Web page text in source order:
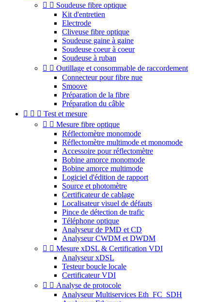
  Soudeuse fibre optique
Kit d'entretien
Electrode
Cliveuse fibre optique
Soudeuse gaine à gaine
Soudeuse coeur à coeur
Soudeuse à ruban
  Outillage et consommable de raccordement
Connecteur pour fibre nue
Smoove
Préparation de la fibre
Préparation du câble
   Test et mesure
  Mesure fibre optique
Réflectomètre monomode
Réflectomètre multimode et monomode
Accessoire pour réflectomètre
Bobine amorce monomode
Bobine amorce multimode
Logiciel d'édition de rapport
Source et photomètre
Certificateur de cablage
Localisateur visuel de défauts
Pince de détection de trafic
Téléphone optique
Analyseur de PMD et CD
Analyseur CWDM et DWDM
  Mesure xDSL & Certification VDI
Analyseur xDSL
Testeur boucle locale
Certificateur VDI
  Analyse de protocole
Analyseur Multiservices Eth_FC_SDH